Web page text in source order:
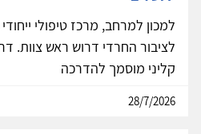
למכון למרחב, מרכז טיפולי
לציבור החרדי דרוש ראש צוות.
קליני מוסמך להדרכה
28/7/2026